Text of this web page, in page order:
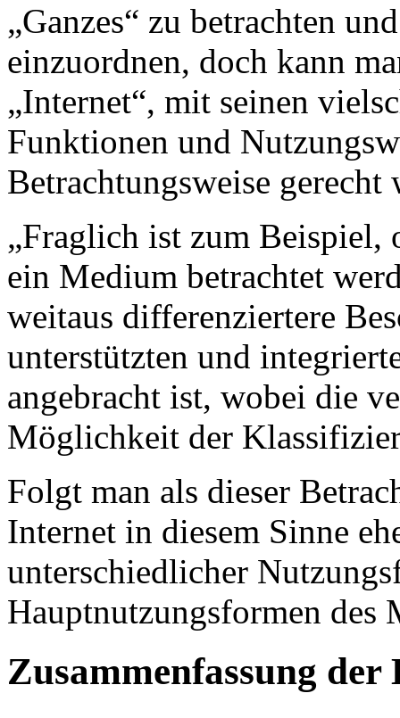
„Ganzes“ zu betrachten
einzuordnen, doch kann
„Internet“, mit seinen
Funktionen und
Betrachtungsweise gerecht
„Fraglich ist zum Beispiel,
ein Medium betrachtet
weitaus differenziertere
unterstützten und
angebracht ist, wobei die
Möglichkeit der
Folgt man als dieser
Internet in diesem Sinne
unterschiedlicher
Hauptnutzungsformen des
Zusammenfassung der